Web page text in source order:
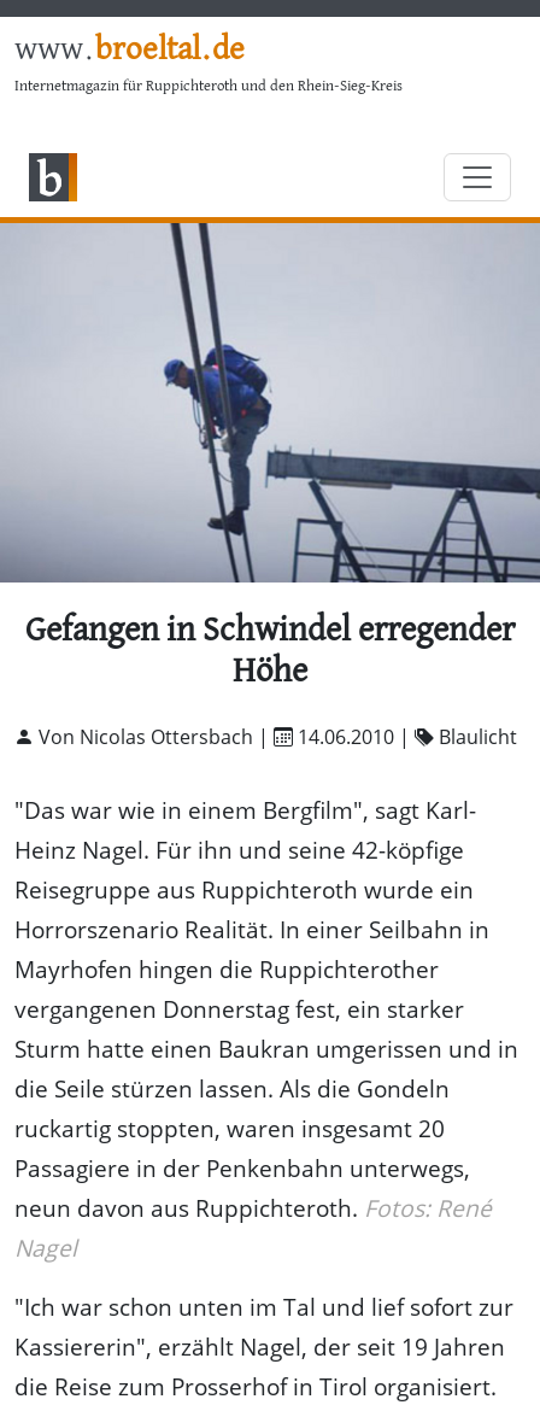
www.broeltal.de
Internetmagazin für Ruppichteroth und den Rhein-Sieg-Kreis
Gefangen in Schwindel erregender
Höhe
Von Nicolas Ottersbach | 14.06.2010 | Blaulicht
"Das war wie in einem Bergfilm", sagt Karl-
Heinz Nagel. Für ihn und seine 42-köpfige
Reisegruppe aus Ruppichteroth wurde ein
Horrorszenario Realität. In einer Seilbahn in
Mayrhofen hingen die Ruppichterother
vergangenen Donnerstag fest, ein starker
Sturm hatte einen Baukran umgerissen und in
die Seile stürzen lassen. Als die Gondeln
ruckartig stoppten, waren insgesamt 20
Passagiere in der Penkenbahn unterwegs,
neun davon aus Ruppichteroth. Fotos: René
Nagel
"Ich war schon unten im Tal und lief sofort zur
Kassiererin", erzählt Nagel, der seit 19 Jahren
die Reise zum Prosserhof in Tirol organisiert.